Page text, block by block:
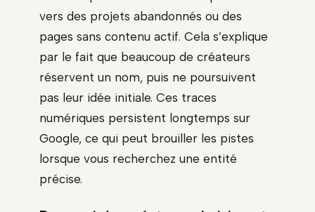
vers des projets abandonnés ou des
pages sans contenu actif. Cela s’explique
par le fait que beaucoup de créateurs
réservent un nom, puis ne poursuivent
pas leur idée initiale. Ces traces
numériques persistent longtemps sur
Google, ce qui peut brouiller les pistes
lorsque vous recherchez une entité
précise.